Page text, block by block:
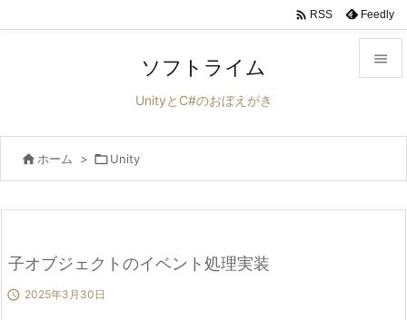


前へ
 RSS Feedly
ソフトライム
UnityとC#のおぼえがき
 ホーム > Unity
子オブジェクトのイベント処理実装
 2025年3月30日